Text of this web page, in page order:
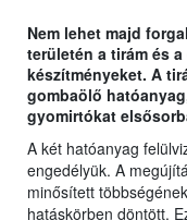
Nem lehet majd
területén a tirám és
készítményeket. A
gombaölő
gyomirtókat
A két hatóanyag
engedélyük. A
minősített
hatáskörben döntött.